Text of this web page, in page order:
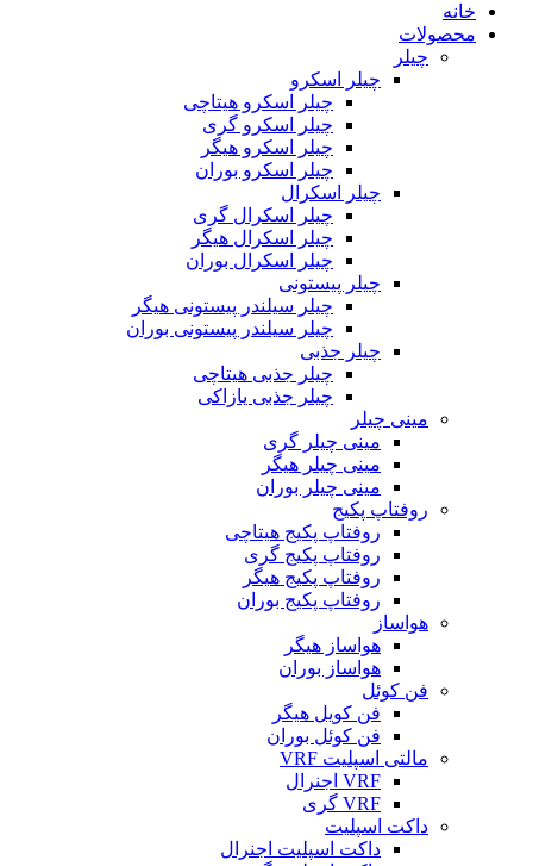
خانه
محصولات
چیلر
چیلر اسکرو
چیلر اسکرو هیتاچی
چیلر اسکرو گری
چیلر اسکرو هیگر
چیلر اسکرو بوران
چیلر اسکرال
چیلر اسکرال گری
چیلر اسکرال هیگر
چیلر اسکرال بوران
چیلر پیستونی
چیلر سیلندر پیستونی هیگر
چیلر سیلندر پیستونی بوران
چیلر جذبی
چیلر جذبی هیتاچی
چیلر جذبی یازاکی
مینی چیلر
مینی چیلر گری
مینی چیلر هیگر
مینی چیلر بوران
روفتاپ پکیج
روفتاپ پکیج هیتاچی
روفتاپ پکیج گری
روفتاپ پکیج هیگر
روفتاپ پکیج بوران
هواساز
هواساز هیگر
هواساز بوران
فن کوئل
فن کویل هیگر
فن کوئل بوران
مالتی اسپلیت VRF
VRF اجنرال
VRF گری
داکت اسپلیت
داکت اسپلیت اجنرال